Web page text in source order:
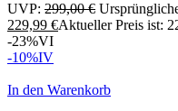
UVP: 299,00€
229,99 €Aktueller Preis ist:
-23%VI
-10%IV
In den Warenkorb